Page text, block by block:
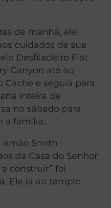
de manhã, ele
cuidados de sua
Desfiladeiro Flat
Canyon até ao
Cache e seguia para
inteira de
no sábado para
a família…
irmão Smith
da Casa do Senhor
construir” foi
Ele ia ao templo